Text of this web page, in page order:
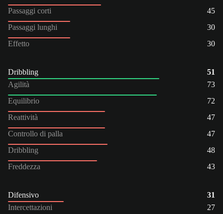
Passaggi corti
45
Passaggi lunghi
30
Effetto
30
Dribbling
51
Agilità
73
Equilibrio
72
Reattività
47
Controllo di palla
47
Dribbling
48
Freddezza
43
Difensivo
31
Intercettazioni
27